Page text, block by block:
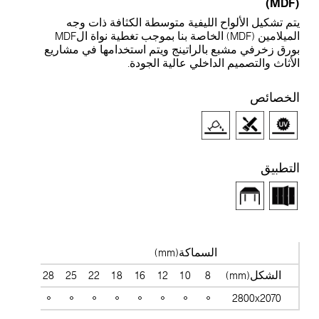
تشكيل الألواح الليفية متوسطة الكثافة ذات وجه
الميلامين (MDF) الخاصة بنا بموجب تغطية نواة الMDF
زخرفي مشبع بالراتينج ويتم استخدامها في مشاريع
والتصميم الداخلي عالية الجودة.
السماكة(mm)
الشكل(mm)
8
10
12
16
18
22
25
28
30
2800x2070